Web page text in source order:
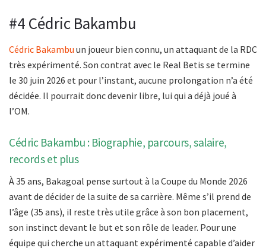
#4 Cédric Bakambu
Cédric Bakambu un joueur bien connu, un attaquant de la RDC
très expérimenté. Son contrat avec le Real Betis se termine
le 30 juin 2026 et pour l’instant, aucune prolongation n’a été
décidée. Il pourrait donc devenir libre, lui qui a déjà joué à
l’OM.
Cédric Bakambu : Biographie, parcours, salaire,
records et plus
À 35 ans, Bakagoal pense surtout à la Coupe du Monde 2026
avant de décider de la suite de sa carrière. Même s’il prend de
l’âge (35 ans), il reste très utile grâce à son bon placement,
son instinct devant le but et son rôle de leader. Pour une
équipe qui cherche un attaquant expérimenté capable d’aider